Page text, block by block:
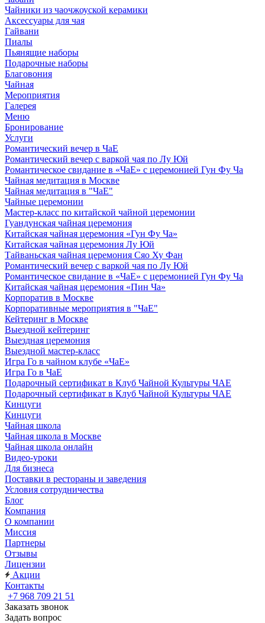
Чайники из чаочжоуской керамики
Аксессуары для чая
Гайвани
Пиалы
Пьянящие наборы
Подарочные наборы
Благовония
Чайная
Мероприятия
Галерея
Меню
Бронирование
Услуги
Романтический вечер в ЧаЕ
Романтический вечер с варкой чая по Лу Юй
Романтическое свидание в «ЧаЕ» с церемонией Гун Фу Ча
Чайная медитация в Москве
Чайная медитация в "ЧаЕ"
Чайные церемонии
Мастер-класс по китайской чайной церемонии
Гуандунская чайная церемония
Китайская чайная церемония «Гун Фу Ча»
Китайская чайная церемония Лу Юй
Тайваньская чайная церемония Сяо Ху Фан
Романтический вечер с варкой чая по Лу Юй
Романтическое свидание в «ЧаЕ» с церемонией Гун Фу Ча
Китайская чайная церемония «Пин Ча»
Корпоратив в Москве
Корпоративные мероприятия в "ЧаЕ"
Кейтеринг в Москве
Выездной кейтеринг
Выездная церемония
Выездной мастер-класс
Игра Го в чайном клубе «ЧаЕ»
Игра Го в ЧаЕ
Подарочный сертификат в Клуб Чайной Культуры ЧАЕ
Подарочный сертификат в Клуб Чайной Культуры ЧАЕ
Кинцуги
Кинцуги
Чайная школа
Чайная школа в Москве
Чайная школа онлайн
Видео-уроки
Для бизнеса
Поставки в рестораны и заведения
Условия сотрудничества
Блог
Компания
О компании
Миссия
Партнеры
Отзывы
Лицензии
Акции
Контакты
+7 968 709 21 51
Заказать звонок
Задать вопрос